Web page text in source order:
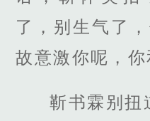
了，别生气了
故意激你呢，
靳书霖别扭